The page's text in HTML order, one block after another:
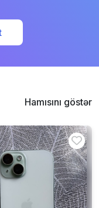
Hamısını göstər